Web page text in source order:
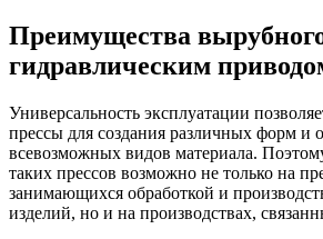
Преимущества
гидравлическим
Универсальность эксплуатации
прессы для создания различных форм и
всевозможных видов материала.
таких прессов возможно не только на
занимающихся обработкой и
изделий, но и на производствах,